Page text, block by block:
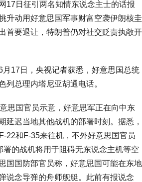
17日征引两名知情东说念主士的话报
升动用好意思国军事财富空袭伊朗核圭
首要退让，特朗普仍对社交贬责执敞开
17日，央视记者获悉，好意思国总统
列总理内塔尼亚胡通电话。
思国官员示意，好意思军正在向中东
延迟当地其他战机的部署时刻。据悉，
22和F-35来往机，不外好意思国官员
署的战机将用于阻碍无东说念主机等空
国国防部官员称，好意思国可能在东地
说念导弹的舟师舰艇。此前有报说念